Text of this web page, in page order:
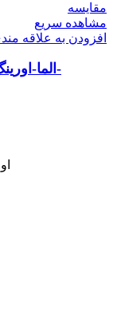
مقایسه
مشاهده سریع
افزودن به علاقه